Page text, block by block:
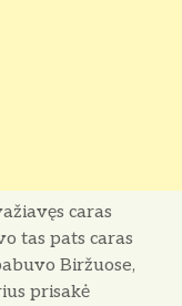
caras
tas pats caras
Biržuose,
prisakė